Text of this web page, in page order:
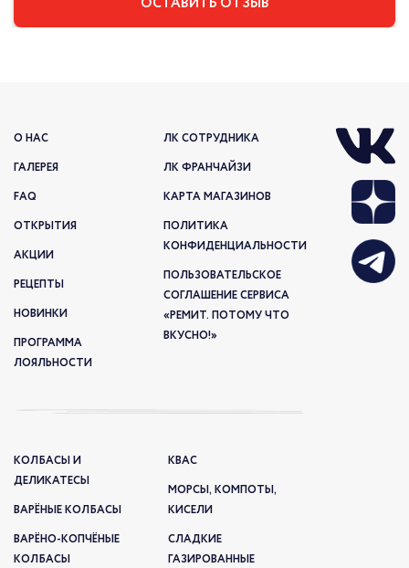
О НАС
ГАЛЕРЕЯ
FAQ
ОТКРЫТИЯ
АКЦИИ
РЕЦЕПТЫ
НОВИНКИ
ПРОГРАММА
ЛОЯЛЬНОСТИ
ЛК СОТРУДНИКА
ЛК ФРАНЧАЙЗИ
КАРТА МАГАЗИНОВ
ПОЛИТИКА
КОНФИДЕНЦИАЛЬНОСТИ
ПОЛЬЗОВАТЕЛЬСКОЕ
СОГЛАШЕНИЕ СЕРВИСА
«РЕМИТ. ПОТОМУ ЧТО
ВКУСНО!»
КОЛБАСЫ И
ДЕЛИКАТЕСЫ
ВАРЁНЫЕ КОЛБАСЫ
ВАРЁНО-КОПЧЁНЫЕ
КОЛБАСЫ
КВАС
МОРСЫ, КОМПОТЫ,
КИСЕЛИ
СЛАДКИЕ
ГАЗИРОВАННЫЕ